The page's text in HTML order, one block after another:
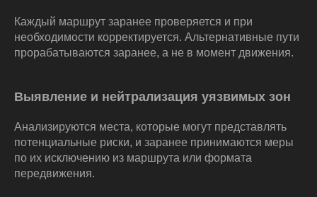
Каждый маршрут заранее проверяется и при
необходимости корректируется. Альтернативные пути
прорабатываются заранее, а не в момент движения.
Выявление и нейтрализация уязвимых зон
Анализируются места, которые могут представлять
потенциальные риски, и заранее принимаются меры
по их исключению из маршрута или формата
передвижения.